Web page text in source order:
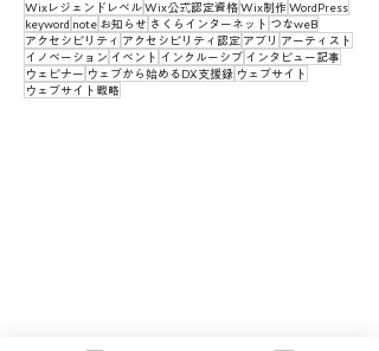
Wixレジェンドレベル Wix公式認定資格 Wix制作 WordPress
keyword note お知らせ さくらインターネット つなweB
アクセシビリティ アクセシビリティ認定 アプリ アーティスト
イノベーション イベント インクルーシブ インタビュー記事
ウェビナー ウェブから始めるDX支援録 ウェブサイト
ウェブサイト戦略